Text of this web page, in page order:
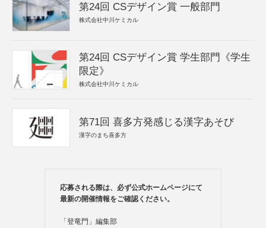
第24回 CSデザイン賞 一般部門
株式会社中川ケミカル
第24回 CSデザイン賞 学生部門《学生
限定》
株式会社中川ケミカル
第71回 喜多方発感じる漢字あそび
漢字のまち喜多方
応募される際は、必ず公式ホームページにて
最新の開催情報をご確認ください。
「登竜門」編集部